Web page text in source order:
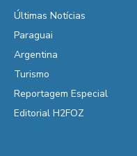
Últimas Notícias
Paraguai
Argentina
Turismo
Reportagem Especial
Editorial H2FOZ